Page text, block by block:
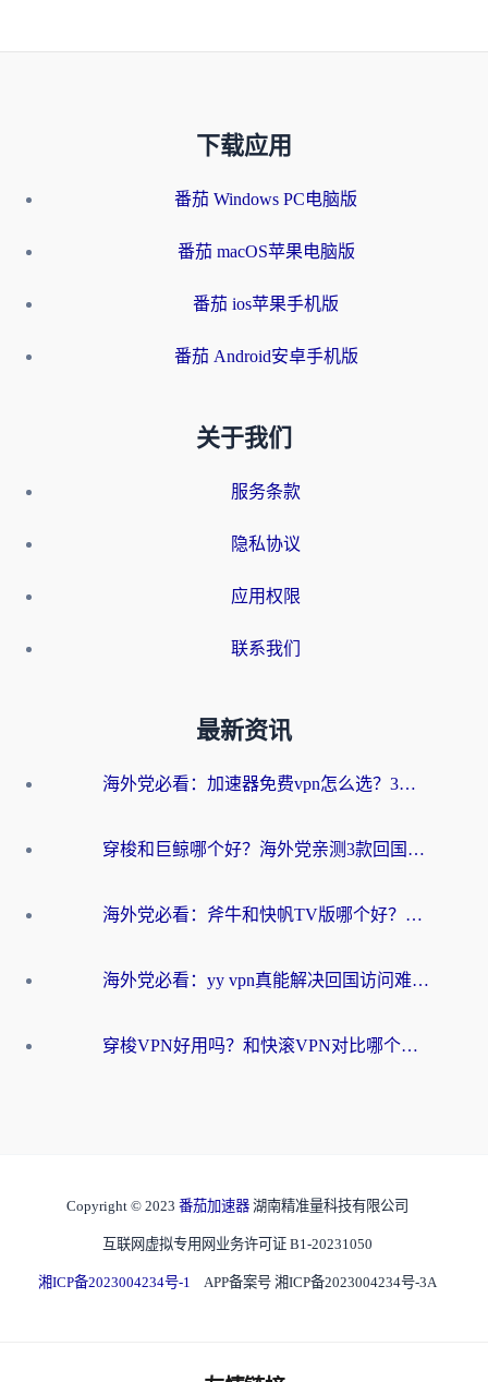
下载应用
番茄 Windows PC电脑版
番茄 macOS苹果电脑版
番茄 ios苹果手机版
番茄 Android安卓手机版
关于我们
服务条款
隐私协议
应用权限
联系我们
最新资讯
海外党必看：加速器免费vpn怎么选？3步教你无缝访问国内资源
穿梭和巨鲸哪个好？海外党亲测3款回国加速器，教你避开90%的坑
海外党必看：斧牛和快帆TV版哪个好？3分钟选对回国加速器，无缝刷B站、追热剧
海外党必看：yy vpn真能解决回国访问难题？附云极initap测评+免费方案对比
穿梭VPN好用吗？和快滚VPN对比哪个回国效果更好？海外党选回国加速器必看指南
Copyright © 2023 番茄加速器 湖南精准量科技有限公司
互联网虚拟专用网业务许可证 B1-20231050
湘ICP备2023004234号-1 APP备案号 湘ICP备2023004234号-3A